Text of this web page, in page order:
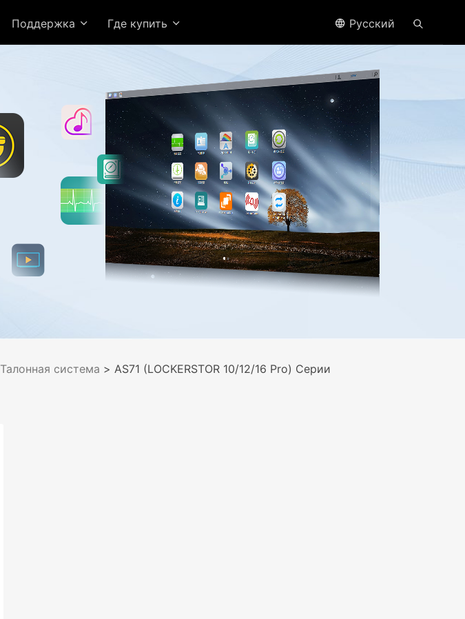
Поддержка Где купить Pусский
Талонная система > AS71 (LOCKERSTOR 10/12/16 Pro) Серии